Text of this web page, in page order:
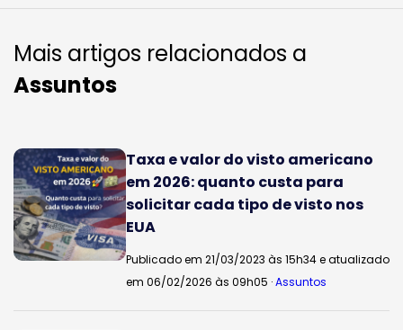
Mais artigos relacionados a
Assuntos
Taxa e valor do visto americano
em 2026: quanto custa para
solicitar cada tipo de visto nos
EUA
Publicado em 21/03/2023 às 15h34 e atualizado
em 06/02/2026 às 09h05 ·Assuntos